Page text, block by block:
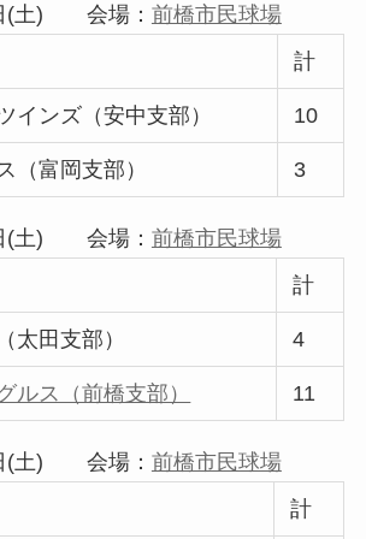
(土) 会場： 前橋市民球場
計
インズ（安中支部） 10
（富岡支部） 3
(土) 会場： 前橋市民球場
計
太田支部） 4
ルス（前橋支部） 11
(土) 会場： 前橋市民球場
計